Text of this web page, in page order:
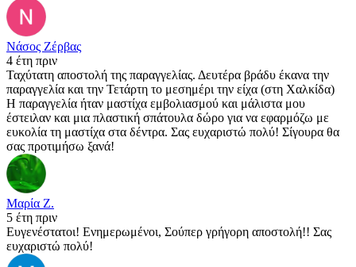
Νάσος Ζέρβας
4 έτη πριν
Ταχύτατη αποστολή της παραγγελίας. Δευτέρα βράδυ έκανα την
παραγγελία και την Τετάρτη το μεσημέρι την είχα (στη Χαλκίδα)
Η παραγγελία ήταν μαστίχα εμβολιασμού και μάλιστα μου
έστειλαν και μια πλαστική σπάτουλα δώρο για να εφαρμόζω με
ευκολία τη μαστίχα στα δέντρα. Σας ευχαριστώ πολύ! Σίγουρα θα
σας προτιμήσω ξανά!
Μαρία Ζ.
5 έτη πριν
Ευγενέστατοι! Ενημερωμένοι, Σούπερ γρήγορη αποστολή!! Σας
ευχαριστώ πολύ!